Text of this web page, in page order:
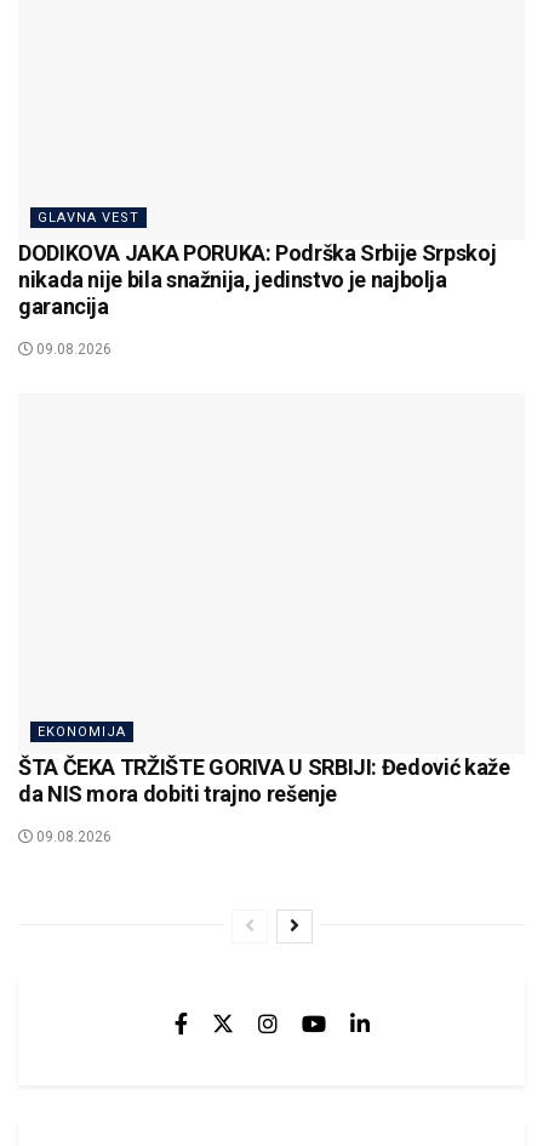
GLAVNA VEST
DODIKOVA JAKA PORUKA: Podrška Srbije Srpskoj
nikada nije bila snažnija, jedinstvo je najbolja
garancija
09.08.2026
EKONOMIJA
ŠTA ČEKA TRŽIŠTE GORIVA U SRBIJI: Đedović kaže
da NIS mora dobiti trajno rešenje
09.08.2026